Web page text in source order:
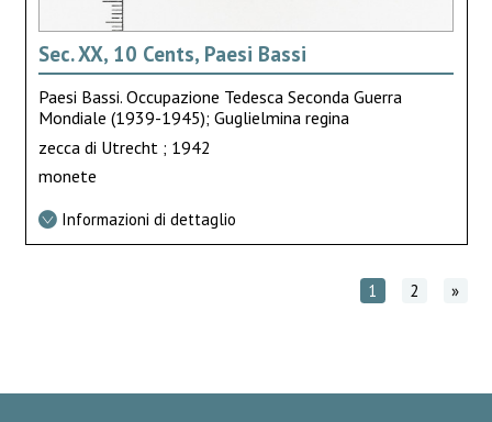
Sec. XX, 10 Cents, Paesi Bassi
Paesi Bassi. Occupazione Tedesca Seconda Guerra
Mondiale (1939-1945); Guglielmina regina
zecca di Utrecht ; 1942
monete
Informazioni di dettaglio
1 2 »